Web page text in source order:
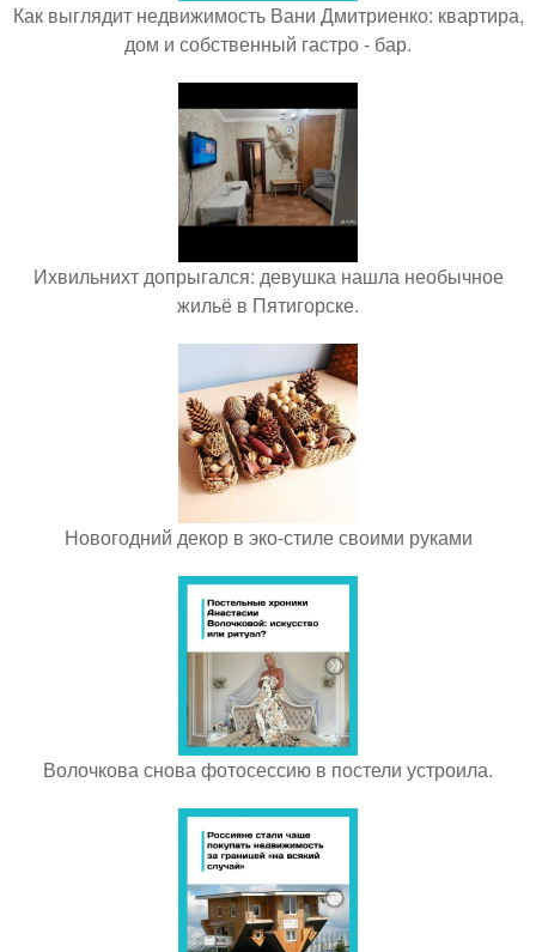
Как выглядит недвижимость Вани Дмитриенко: квартира,
дом и собственный гастро - бар.
Ихвильнихт допрыгался: девушка нашла необычное
жильё в Пятигорске.
Новогодний декор в эко-стиле своими руками
Волочкова снова фотосессию в постели устроила.